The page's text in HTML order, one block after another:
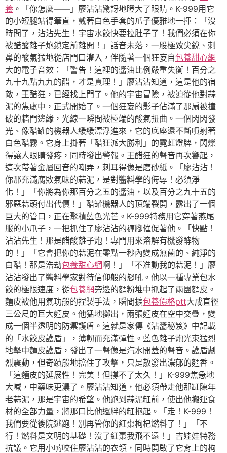
養 。「你怎麼——」廖沾沾驚訝地瞪大了眼睛。K-999用它
的小短腿站得筆直，戴著白色手套的爪子優雅地一揮：「沒
時間了，沾沾先生！宇宙水餃快要拉肚子了！我們必須在你
被醋酸離子炮鎖定前離開！」話音未落，一股極致尖銳、刺
鼻的酸氣猛地從店門口灌入，伴隨著一個狂妄自包養甜心網
大的電子音效：「警告！這裡的醬油比例嚴重失衡！百分之
九十九點九九的醋，才是真理！」廖沾沾知道，這是他的宿
敵，王醋狂，已經找上門了。他的宇宙冒險，被迫從他對蒜
泥的焦慮中，正式開始了。一個狂妄的影子佔滿了那扇被撞
破的牆門邊緣，光線一瞬間被極端的酸氣扭曲。一個閃閃發
光、像醋罐的機器人緩緩漂浮進來，它的底座還不斷噴射著
白色醋霧。它身上掛著「醋狂派大勝利」的霓虹燈牌，閃爍
得讓人眼睛發疼，同時發出警報。王醋狂的聲音再次響起，
這次帶著金屬回音的嘲弄，刺耳得像是磨砂紙。「廖沾沾！
你那充滿腐敗氣味的蒜泥，是對醬料學的侮辱！必須淨
化！」「你將為你那百分之五的醬油，以及百分之九十五的
邪惡蒜頭付出代價！」醋罐機器人的頂端裂開，露出了一個
巨大的管口，正在聚積藍色光芒。K-999特務用它穿著燕尾
服的小爪子，一把抓住了廖沾沾的褲腳催促著他。「快點！
沾沾先生！那是醋酸離子炮！專門用來溶解有機發酵物
的！」「它會把你的蒜泥在零點一秒內變成無菌的、純淨的
白醋！那是浩劫包養甜心網啊！」「不准動我的蒜泥！」廖
沾沾發出了醬料學家對待信仰般的怒吼。他以一種專業包水
餃的極限速度，從包養網旁邊的麵粉堆中抓起了兩團麵皮。
麵皮被他用氣功般的捏製手法，瞬間擴包養價格ptt大成直徑
三公尺的巨大麵皮。他猛地擲出，兩張麵皮在空中交疊，變
成一個半透明的防禦護盾。這就是家傳《沾醬秘笈》中記載
的「水餃皮護盾」，薄韌而充滿彈性。藍色離子炮光束猛烈
地擊中麵皮護盾，發出了一聲像是汽水開蓋的聲音。護盾劇
烈震動，但奇蹟般地擋住了攻擊，只是散發出濃郁的麵香。
「這麵皮的延展性！完美！但撐不了太久！」K-999焦急地
大喊，中藥味更濃了。廖沾沾知道，他必須帶走他那缸陳年
老蒜泥，那是宇宙的希望。他跑到蒜泥缸前，使出他搬運食
材的全部力量，將那口比他還胖的缸抱起。「走！K-999！
我們要從後院逃跑！別再管你的紅棗枸杞燃料了！」「不
行！燃料是文明的基礎！沒了紅棗我飛不遠！」吉娃娃特務
抗議。它用小嘴咬住廖沾沾的衣領，同時開啟了它背上的枸